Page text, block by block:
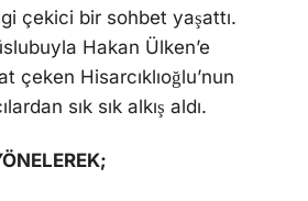
çekici bir sohbet yaşattı.
Hakan Ülken’e
çeken Hisarcıklıoğlu’nun
sık sık alkış aldı.